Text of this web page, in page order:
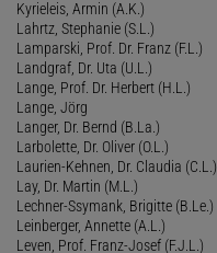
Kyrieleis, Armin (A.K.)
Lahrtz, Stephanie (S.L.)
Lamparski, Prof. Dr. Franz (F.L.)
Landgraf, Dr. Uta (U.L.)
Lange, Prof. Dr. Herbert (H.L.)
Lange, Jörg
Langer, Dr. Bernd (B.La.)
Larbolette, Dr. Oliver (O.L.)
Laurien-Kehnen, Dr. Claudia (C.L.)
Lay, Dr. Martin (M.L.)
Lechner-Ssymank, Brigitte (B.Le.)
Leinberger, Annette (A.L.)
Leven, Prof. Franz-Josef (F.J.L.)